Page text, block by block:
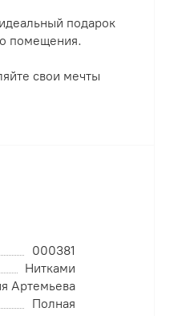
подарок
помещения.
свои мечты
000381
Нитками
Артемьева
Полная